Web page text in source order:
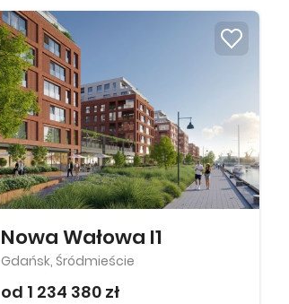
Nowa Wałowa I1
Gdańsk, Śródmieście
od 1 234 380 zł